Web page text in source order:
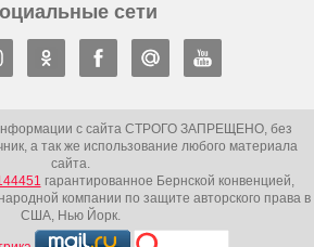
сети
с сайта СТРОГО ЗАПРЕЩЕНО, без
а так же использование любого материала
сайта.
гарантированное Бернской конвенцией,
компании по защите авторского права в
США, Нью Йорк.